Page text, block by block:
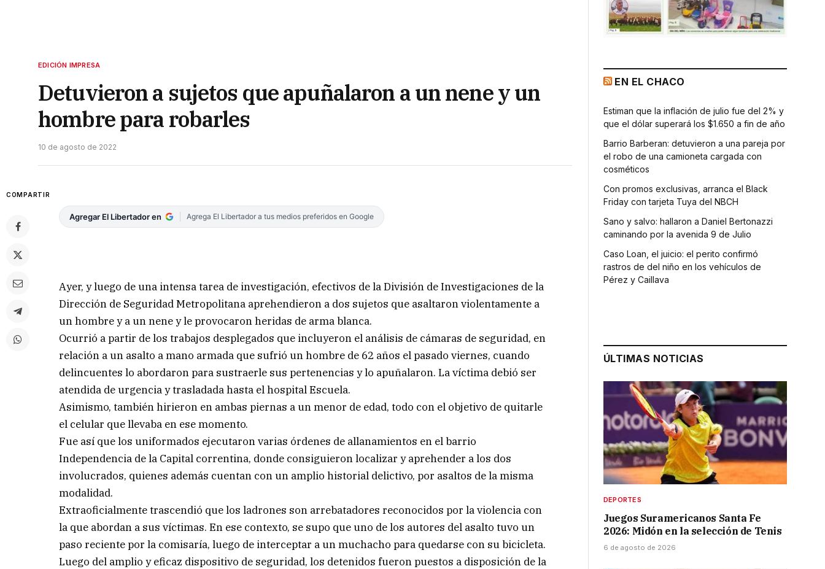
EDICIÓN IMPRESA
Detuvieron a sujetos que apuñalaron a un nene y un
hombre para robarles
10 de agosto de 2022
COMPARTIR
Agregar El Libertador en Agrega El Libertador a tus medios preferidos en Google
Ayer, y luego de una intensa tarea de investigación, efectivos de la División de Investigaciones de la
Dirección de Seguridad Metropolitana aprehendieron a dos sujetos que asaltaron violentamente a
un hombre y a un nene y le provocaron heridas de arma blanca.
Ocurrió a partir de los trabajos desplegados que incluyeron el análisis de cámaras de seguridad, en
relación a un asalto a mano armada que sufrió un hombre de 62 años el pasado viernes, cuando
delincuentes lo abordaron para sustraerle sus pertenencias y lo apuñalaron. La víctima debió ser
atendida de urgencia y trasladada hasta el hospital Escuela.
Asimismo, también hirieron en ambas piernas a un menor de edad, todo con el objetivo de quitarle
el celular que llevaba en ese momento.
Fue así que los uniformados ejecutaron varias órdenes de allanamientos en el barrio
Independencia de la Capital correntina, donde consiguieron localizar y aprehender a los dos
involucrados, quienes además cuentan con un amplio historial delictivo, por asaltos de la misma
modalidad.
Extraoficialmente trascendió que los ladrones son arrebatadores reconocidos por la violencia con
la que abordan a sus víctimas. En ese contexto, se supo que uno de los autores del asalto tuvo un
paso reciente por la comisaría, luego de interceptar a un muchacho para quedarse con su bicicleta.
Luego del amplio y eficaz dispositivo de seguridad, los detenidos fueron puestos a disposición de la
EN EL CHACO
Estiman que la inflación de julio fue del 2% y
que el dólar superará los $1.650 a fin de año
Barrio Barberan: detuvieron a una pareja por
el robo de una camioneta cargada con
cosméticos
Con promos exclusivas, arranca el Black
Friday con tarjeta Tuya del NBCH
Sano y salvo: hallaron a Daniel Bertonazzi
caminando por la avenida 9 de Julio
Caso Loan, el juicio: el perito confirmó
rastros de del niño en los vehículos de
Pérez y Caillava
ÚLTIMAS NOTICIAS
DEPORTES
Juegos Suramericanos Santa Fe
2026: Midón en la selección de Tenis
6 de agosto de 2026